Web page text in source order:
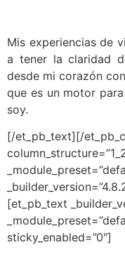
Mis experiencias de
a tener la claridad
desde mi corazón
que es un motor
soy.
[/et_pb_text][/
[et_pb_text
sticky_enabled=”0″]